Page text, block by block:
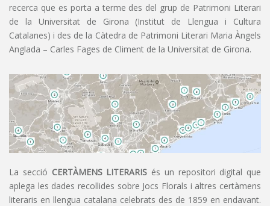
recerca que es porta a terme des del grup de Patrimoni Literari
de la Universitat de Girona (Institut de Llengua i Cultura
Catalanes) i des de la Càtedra de Patrimoni Literari Maria Àngels
Anglada – Carles Fages de Climent de la Universitat de Girona.
La secció CERTÀMENS LITERARIS és un repositori digital que
aplega les dades recollides sobre Jocs Florals i altres certàmens
literaris en llengua catalana celebrats des de 1859 en endavant.